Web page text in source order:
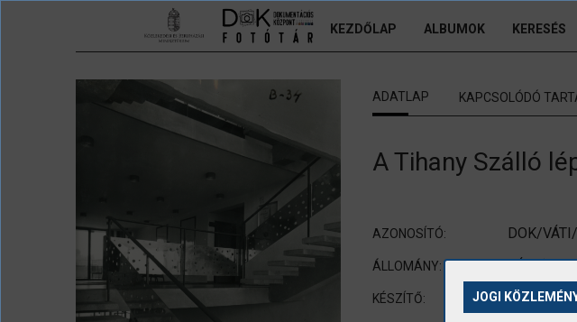
KEZDŐLAP ALBUMOK KERESÉS
ADATLAP KAPCSOLÓDÓ
A Tihany Szálló
AZONOSÍTÓ: DOK/
ÁLLOMÁNY: VÁTI
KÉSZÍTŐ: nincs adat
JOGI